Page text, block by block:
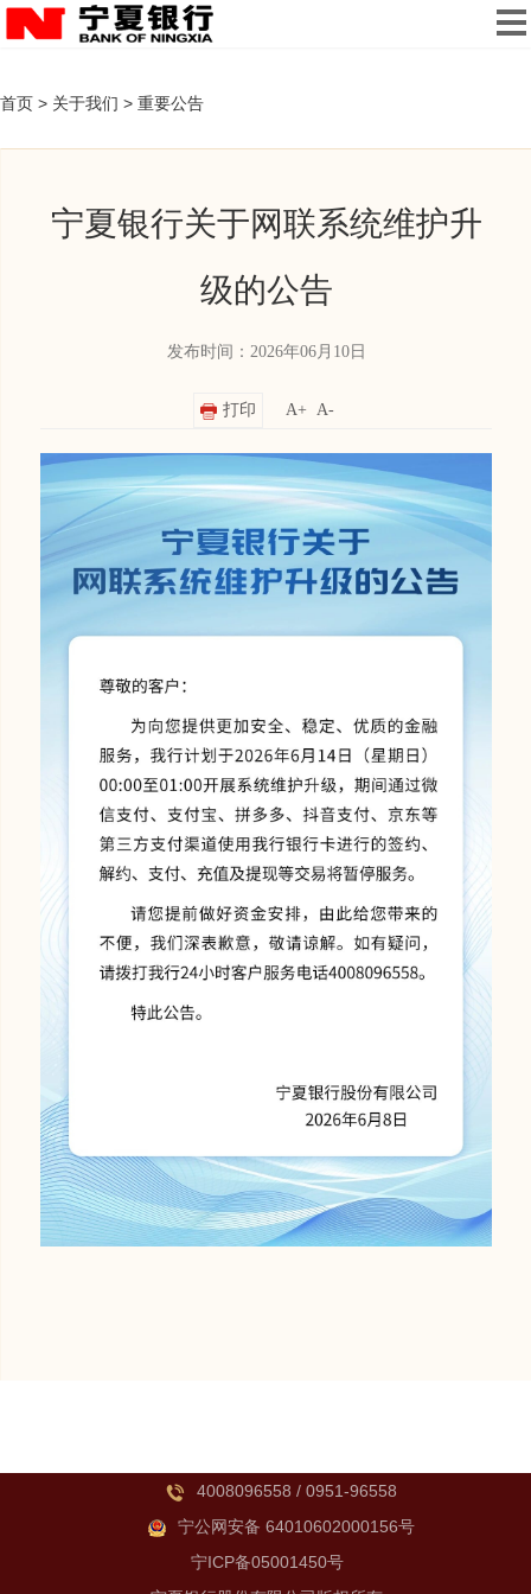
首页 > 关于我们 > 重要公告
宁夏银行关于网联系统维护升
级的公告
发布时间：2026年06月10日
打印 A+ A-
4008096558 / 0951-96558
宁公网安备 64010602000156号
宁ICP备05001450号